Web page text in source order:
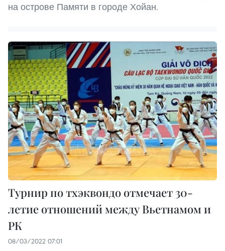
на острове Памяти в городе Хойан.
Турнир по тхэквондо отмечает 30-
летие отношений между Вьетнамом и
РК
08/03/2022 07:01